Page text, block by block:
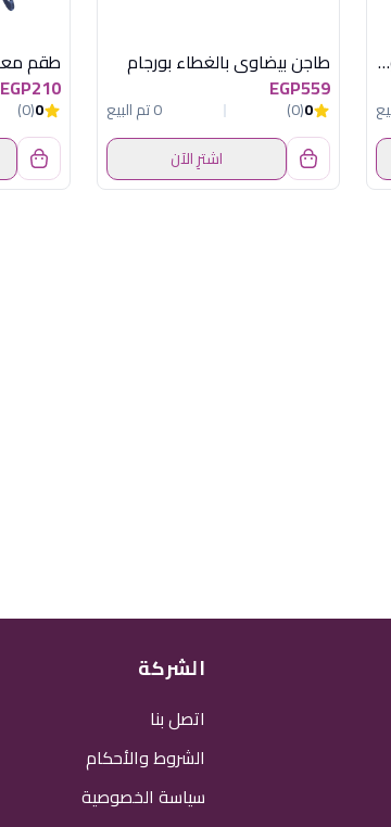
طقم شربات 7 ق اوريا جولد بلو لومينارك
طاجن بيضاوى بالغطاء بورجام
EGP559
0
(0)
0 تم البيع
اشترِ الآن
EGP210
0
(0)
الشركة
اتصل بنا
الشروط والأحكام
سياسة الخصوصية